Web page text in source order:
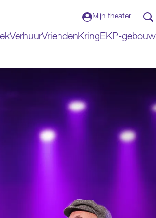
Mijn theater
VerhuurVriendenKringEKP-gebouw